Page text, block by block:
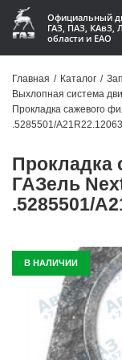
Официальный
ГАЗ, ПАЗ, КАвЗ,
области и ЕАО
Акции
Контакты
Доставка
Гарантии
Автомобили
Главная / Каталог /
Выхлопная система
Прокладка сажевого
.5285501/
Прокладка
ГАЗель
.5285501/
В НАЛИЧИИ